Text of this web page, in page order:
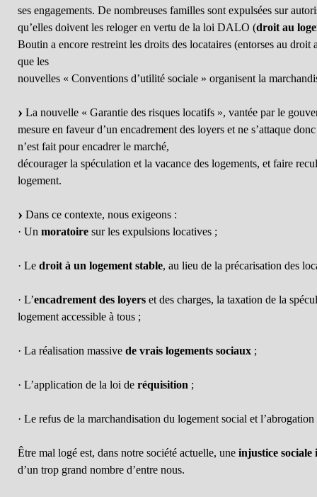
ses engagements. De nombreuses familles sont expulsées sur
qu’elles doivent les reloger en vertu de la loi DALO (droit au
Boutin a encore restreint les droits des locataires (entorses au droit
que les
nouvelles « Conventions d’utilité sociale » organisent la
La nouvelle « Garantie des risques locatifs », vantée par le
mesure en faveur d’un encadrement des loyers et ne s’attaque
n’est fait pour encadrer le marché,
décourager la spéculation et la vacance des logements, et faire
logement.
Dans ce contexte, nous exigeons :
· Un moratoiresur les expulsions locatives ;
· Le droit à un logement stable, au lieu de la précarisation des
· L’encadrement des loyerset des charges, la taxation de la
logement accessible à tous ;
· La réalisation massive de vrais logements sociaux;
· L’application de la loi de réquisition ;
· Le refus de la marchandisation du logement social et
Être mal logé est, dans notre société actuelle, une injustice sociale
d’un trop grand nombre d’entre nous.